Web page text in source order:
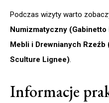
Podczas wizyty warto
Numizmatyczny
Mebli i Drewnianych
Sculture Lignee).
Informacje